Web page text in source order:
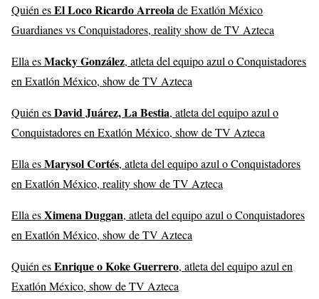
Quién esEl Loco Ricardo Arreola de Exatlón México
Guardianes vs Conquistadores, reality show de TV Azteca
Ella esMacky González, atleta del equipo azul o Conquistadores
en Exatlón México, show de TV Azteca
Quién esDavid Juárez, La Bestia, atleta del equipo azul o
Conquistadores en Exatlón México, show de TV Azteca
Ella esMarysol Cortés, atleta del equipo azul o Conquistadores
en Exatlón México, reality show de TV Azteca
Ella esXimena Duggan, atleta del equipo azul o Conquistadores
en Exatlón México, show de TV Azteca
Quién esEnrique o Koke Guerrero, atleta del equipo azul en
Exatlón México, show de TV Azteca